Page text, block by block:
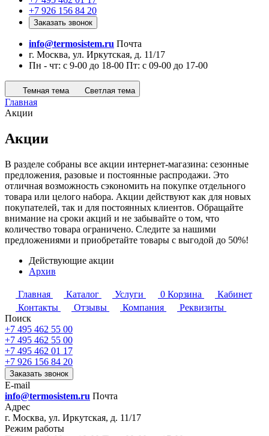
+7 926 156 84 20
Заказать звонок
info@termosistem.ru Почта
г. Москва, ул. Иркутская, д. 11/17
Пн - чт: с 9-00 до 18-00 Пт: с 09-00 до 17-00
Темная тема Светлая тема
Главная
Акции
Акции
В разделе собраны все акции интернет-магазина: сезонные
предложения, разовые и постоянные распродажи. Это
отличная возможность сэкономить на покупке отдельного
товара или целого набора. Акции действуют как для новых
покупателей, так и для постоянных клиентов. Обращайте
внимание на сроки акций и не забывайте о том, что
количество товара ограничено. Следите за нашими
предложениями и приобретайте товары с выгодой до 50%!
Действующие акции
Архив
Главная Каталог Услуги 0 Корзина
Кабинет
Контакты
Отзывы Компания
Реквизиты
Поиск
+7 495 462 55 00
+7 495 462 55 00
+7 495 462 01 17
+7 926 156 84 20
Заказать звонок
E-mail
info@termosistem.ru Почта
Адрес
г. Москва, ул. Иркутская, д. 11/17
Режим работы